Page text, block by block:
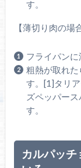
す。
【薄切り肉の場
フライパンに
粗熱が取れ
す。[1]タリ
ズペッパー
す。
カルパッチ